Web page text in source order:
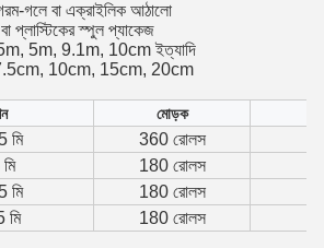
গলে বা এক্রাইলিক আঠালো
প্লাস্টিকের স্পুল প্যাকেজ
5m, 9.1m, 10cm ইত্যাদি
10cm, 15cm, 20cm
মোড়ক
মি 360 রোলস
180 রোলস
মি
180 রোলস
মি
180 রোলস